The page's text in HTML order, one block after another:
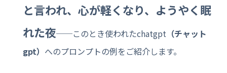
と言われ、心が軽くなり、ようやく眠
れた夜──このとき使われたchatgpt （チャット
gpt） へのプロンプトの例をご紹介します。